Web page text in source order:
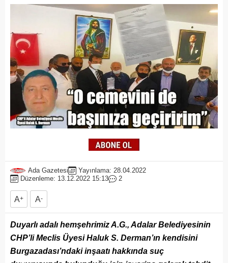
Ada Gazetesi
Yayınlama: 28.04.2022
Düzenleme: 13.12.2022 15:13
2
A+ A-
Duyarlı adalı hemşehrimiz A.G., Adalar Belediyesinin
CHP’li Meclis Üyesi Haluk S. Derman’ın kendisini
Burgazadası’ndaki inşaatı hakkında suç